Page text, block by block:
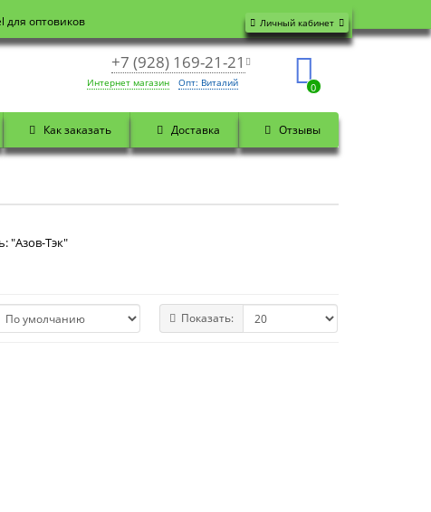
Личный кабинет
для оптовиков
+7 (928) 169-21-21
Интернет магазин Опт: Виталий 0
Как заказать Доставка Отзывы
"Азов-Тэк"
Показать: